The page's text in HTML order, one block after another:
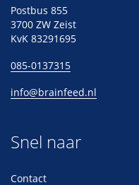
Postbus 855
3700 ZW Zeist
KvK 83291695
085-0137315
info@brainfeed.nl
Snel naar
Contact